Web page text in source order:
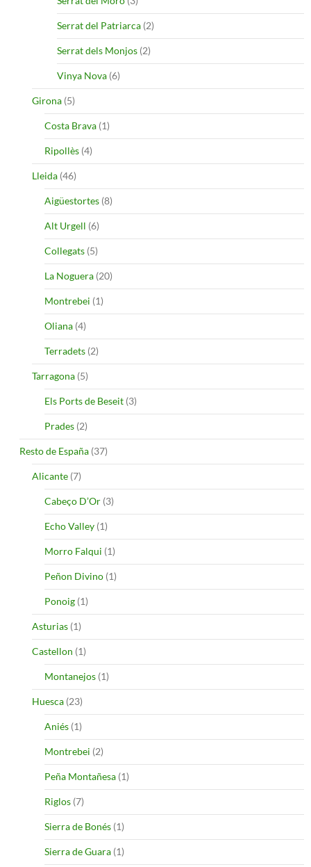
Serrat del Patriarca (2)
Serrat dels Monjos (2)
Vinya Nova (6)
Girona (5)
Costa Brava (1)
Ripollès (4)
Lleida (46)
Aigüestortes (8)
Alt Urgell (6)
Collegats (5)
La Noguera (20)
Montrebei (1)
Oliana (4)
Terradets (2)
Tarragona (5)
Els Ports de Beseit (3)
Prades (2)
Resto de España (37)
Alicante (7)
Cabeço D’Or (3)
Echo Valley (1)
Morro Falqui (1)
Peñon Divino (1)
Ponoig (1)
Asturias (1)
Castellon (1)
Montanejos (1)
Huesca (23)
Aniés (1)
Montrebei (2)
Peña Montañesa (1)
Riglos (7)
Sierra de Bonés (1)
Sierra de Guara (1)